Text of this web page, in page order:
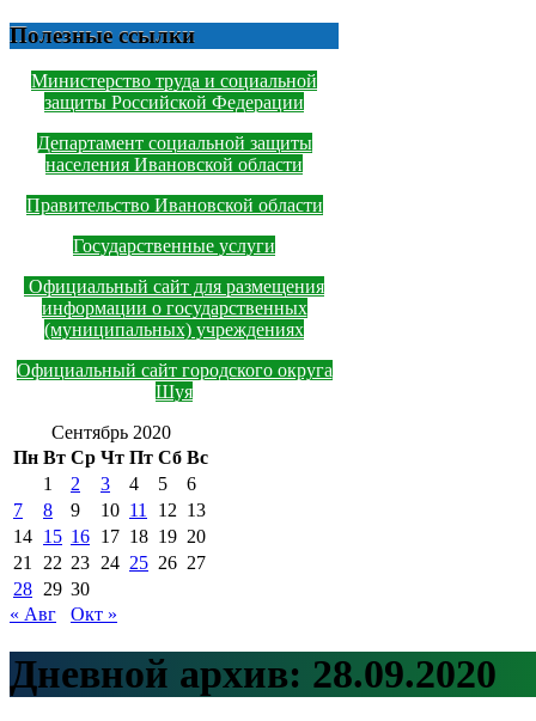
Полезные ссылки
Министерство труда и социальной
защиты Российской Федерации
Департамент социальной защиты
населения Ивановской области
Правительство Ивановской области
Государственные услуги
Официальный сайт для размещения
информации о государственных
(муниципальных) учреждениях
Официальный сайт городского округа
Шуя
Сентябрь 2020
Пн Вт Ср Чт Пт Сб Вс
1
2 3 4 5
6
7
8 9 10 11 12 13
14 15 16 17 18 19 20
21 22 23 24 25 26 27
28 29 30
« Авг
Окт »
Дневной архив: 28.09.2020